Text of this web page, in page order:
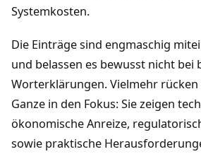
Systemkosten.
Die Einträge sind engmaschig
und belassen es bewusst nicht bei
Worterklärungen. Vielmehr rücken
Ganze in den Fokus: Sie zeigen
ökonomische Anreize,
sowie praktische